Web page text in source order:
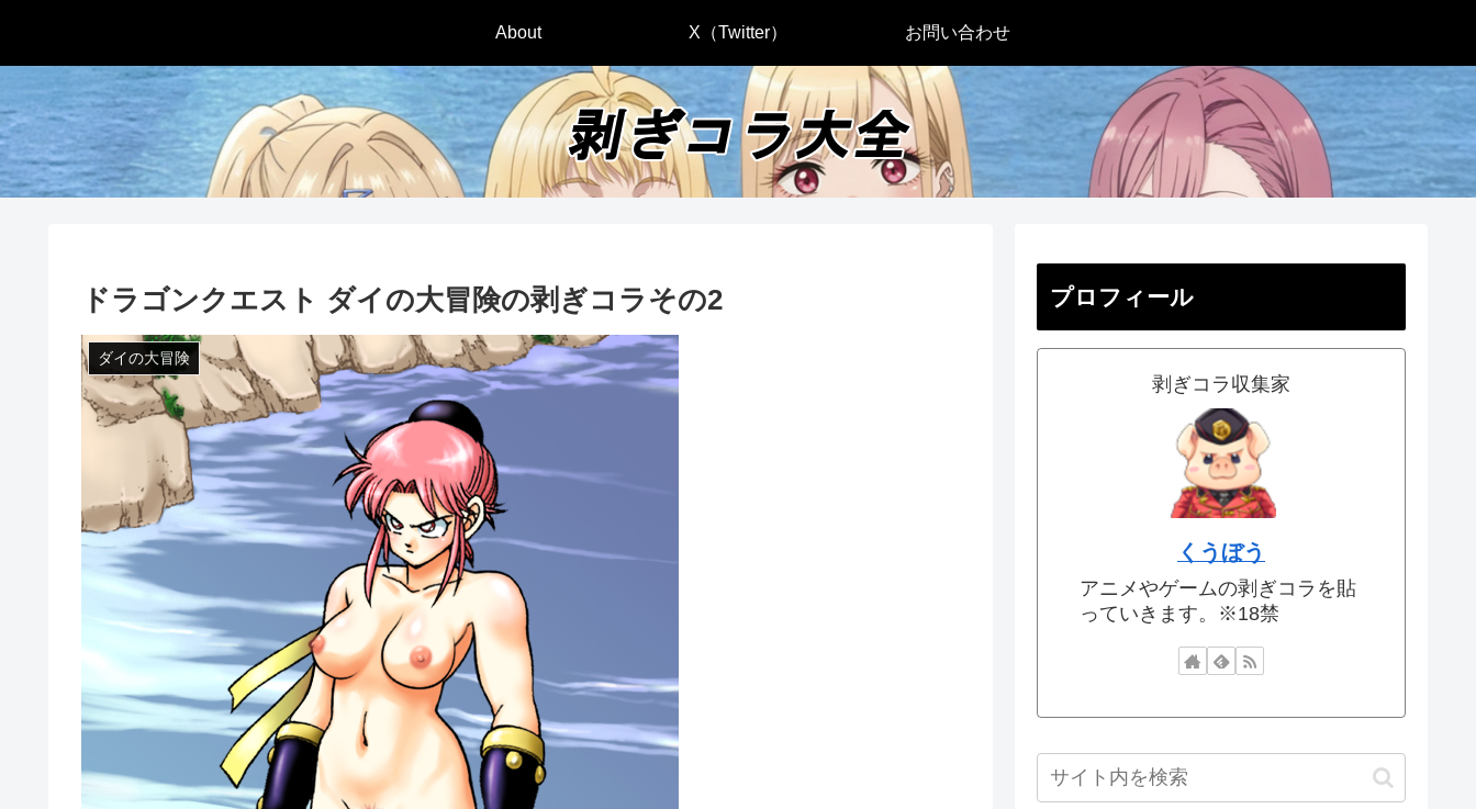
About X（Twitter） お問い合わせ
ドラゴンクエスト ダイの大冒険の剥ぎコラその2
ダイの大冒険
プロフィール
剥ぎコラ収集家
くうぼう
アニメやゲームの剥ぎコラを貼
っていきます。※18禁